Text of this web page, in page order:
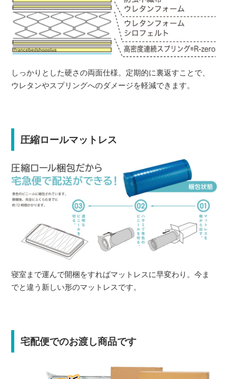
しっかりとした硬さの両面仕様。定期的に裏返すことで、
ウレタンやスプリングへのダメージを軽減できます。
圧縮ロールマットレス
寝室まで運んで開梱をすればマットレスに早変わり。今ま
でと違う新しい形のマットレスです。
宅配便でのお渡し商品です